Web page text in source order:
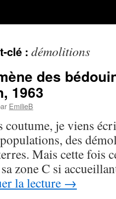
clé : démolitions
des
1963
EmilieB
coutume, je viens
des
Mais cette fois
zone C si
la lecture →